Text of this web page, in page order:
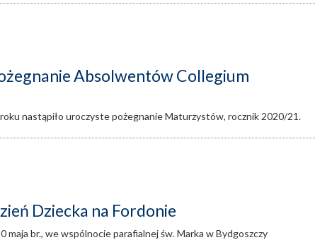
Absolwentów Collegium
nastąpiło uroczyste pożegnanie Maturzystów, rocznik 2020/21.
Dziecka na Fordonie
maja br., we wspólnocie parafialnej św. Marka w Bydgoszczy